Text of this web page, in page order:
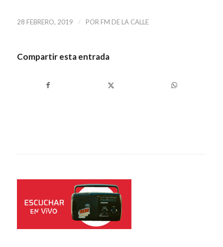
28 FEBRERO, 2019 / POR FM DE LA CALLE
Compartir esta entrada